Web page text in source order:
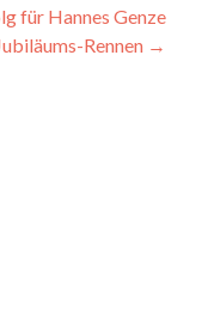
für Hannes Genze
Rennen →